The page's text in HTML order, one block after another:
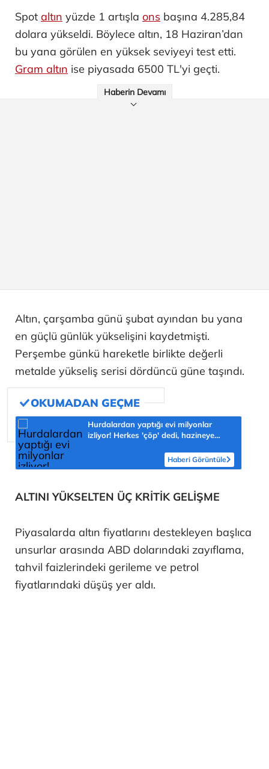
Spot altın yüzde 1 artışla ons başına 4.285,84
dolara yükseldi. Böylece altın, 18 Haziran’dan
bu yana görülen en yüksek seviyeyi test etti.
Gram altın ise piyasada 6500 TL'yi geçti.
Haberin Devamı
Altın, çarşamba günü şubat ayından bu yana
en güçlü günlük yükselişini kaydetmişti.
Perşembe günkü hareketle birlikte değerli
metalde yükseliş serisi dördüncü güne taşındı.
Hurdalardan yaptığı evi milyonlar
izliyor! Herkes 'çöp' dedi, hazineye
Haberi Görüntüle
ALTINI YÜKSELTEN ÜÇ KRİTİK GELİŞME
Piyasalarda altın fiyatlarını destekleyen başlıca
unsurlar arasında ABD dolarındaki zayıflama,
tahvil faizlerindeki gerileme ve petrol
fiyatlarındaki düşüş yer aldı.